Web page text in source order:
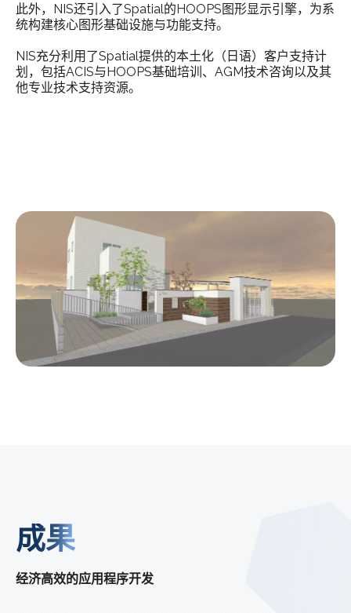
此外，NIS还引入了Spatial的HOOPS图形显示引擎，为系
统构建核心图形基础设施与功能支持。
NIS充分利用了Spatial提供的本土化（日语）客户支持计
划，包括ACIS与HOOPS基础培训、AGM技术咨询以及其
他专业技术支持资源。
成果
经济高效的应用程序开发